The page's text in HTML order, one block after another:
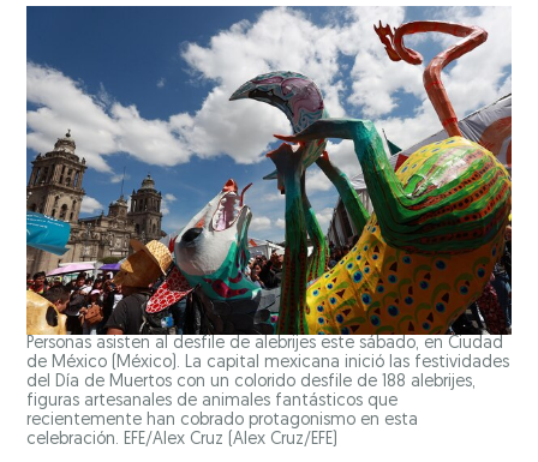
Personas asisten al desfile de alebrijes este sábado, en Ciudad
de México (México). La capital mexicana inició las festividades
del Día de Muertos con un colorido desfile de 188 alebrijes,
figuras artesanales de animales fantásticos que
recientemente han cobrado protagonismo en esta
celebración. EFE/Alex Cruz (Alex Cruz/EFE)